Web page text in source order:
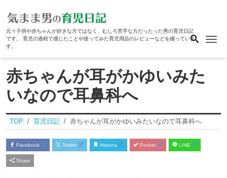
元々子供や赤ちゃんが好きな方ではなく、むしろ苦手な方だったった男の育児日記
です。 育児の過程で感じたことや使ってみた育児用品のレビューなどを綴っていま
す。
赤ちゃんが耳がかゆいみた
いなので耳鼻科へ
TOP 育児日記 赤ちゃんが耳がかゆいみたいなので耳鼻科へ
Facebook Twitter Hatena Pocket LINE
Share